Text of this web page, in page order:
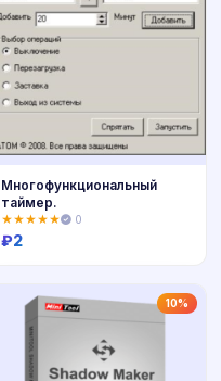
Многофункциональный
таймер.
★★★★★ 0
₽2
10%